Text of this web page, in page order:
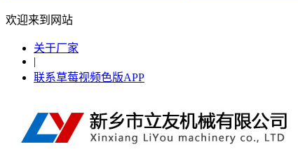
欢迎来到网站
关于厂家
|
联系草莓视频色版APP